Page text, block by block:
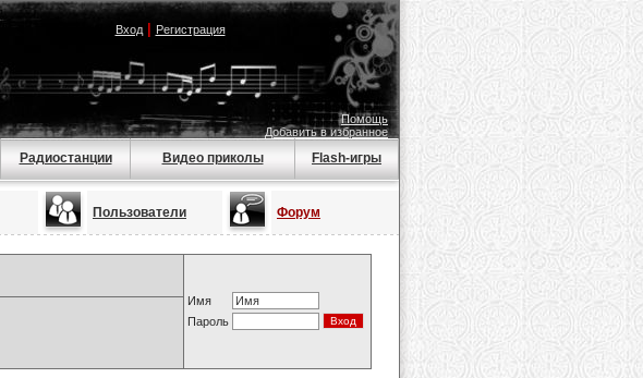
Вход| Регистрация
Помощь
Добавить в избранное
Радиостанции Видео приколы Flash-игры
Пользователи Форум
Имя
Пароль